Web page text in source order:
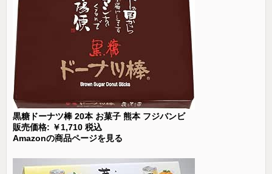
黒糖ドーナツ棒 20本 お菓子 熊本 フジバンビ
販売価格: ￥1,710 税込
Amazonの商品ページを見る